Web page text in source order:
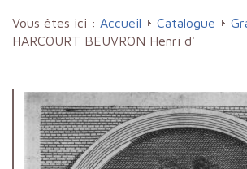
Vous êtes ici : Accueil Catalogue
HARCOURT BEUVRON Henri d'